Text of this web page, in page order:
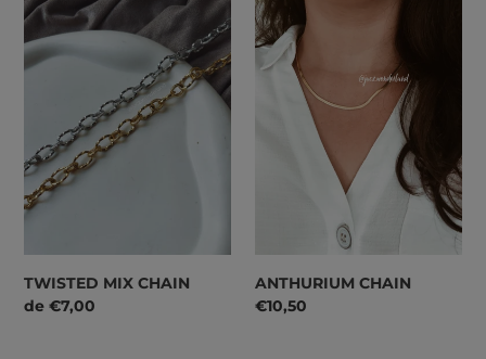
MIX
CHAIN
TWISTED MIX CHAIN
Preço
de €7,00
CHAIN
ANTHURIUM CHAIN
Preço
€10,50